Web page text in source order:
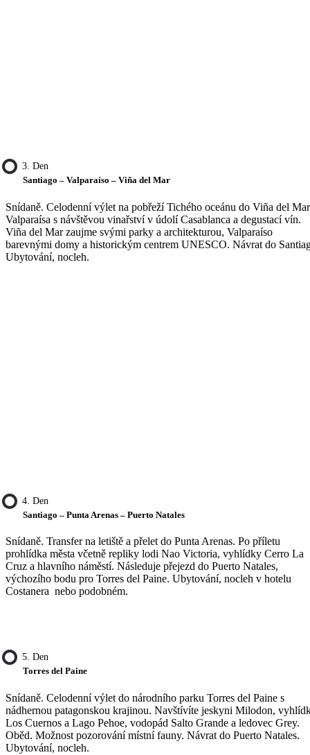
3. Den
Santiago – Valparaíso – Viña del Mar
Snídaně. Celodenní výlet na pobřeží Tichého oceánu do Viña del
Valparaísa s návštěvou vinařství v údolí Casablanca a degustací vín.
Viña del Mar zaujme svými parky a architekturou, Valparaíso
barevnými domy a historickým centrem UNESCO. Návrat do
Ubytování, nocleh.
4. Den
Santiago – Punta Arenas – Puerto Natales
Snídaně. Transfer na letiště a přelet do Punta Arenas. Po příletu
prohlídka města včetně repliky lodi Nao Victoria, vyhlídky Cerro La
Cruz a hlavního náměstí. Následuje přejezd do Puerto Natales,
výchozího bodu pro Torres del Paine. Ubytování, nocleh v hotelu
Costanera nebo podobném.
5. Den
Torres del Paine
Snídaně. Celodenní výlet do národního parku Torres del Paine s
nádhernou patagonskou krajinou. Navštívíte jeskyni Milodon,
Los Cuernos a Lago Pehoe, vodopád Salto Grande a ledovec Grey.
Oběd. Možnost pozorování místní fauny. Návrat do Puerto Natales.
Ubytování, nocleh.